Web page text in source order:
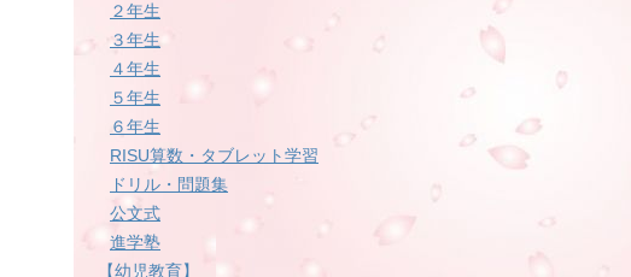
２年生
３年生
４年生
５年生
６年生
RISU算数・タブレット学習
ドリル・問題集
公文式
進学塾
【幼児教育】